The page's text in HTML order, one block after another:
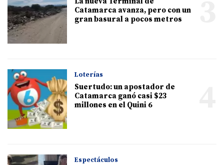
Catamarca avanza, pero con un
gran basural a pocos metros
Loterías
Suertudo: un apostador de
Catamarca ganó casi $23
millones en el Quini 6
Espectáculos